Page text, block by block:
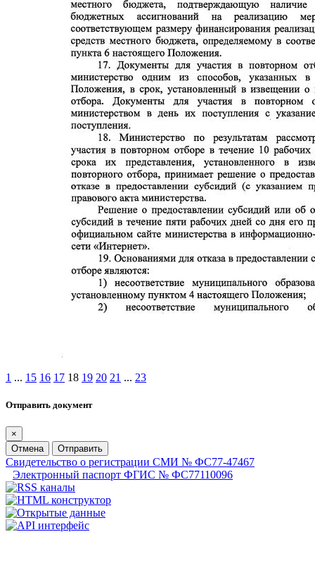
1 ... 15 16 17 18 19 20 21 ... 23
Отправить документ
×
Отмена
Отправить
Свидетельство о регистрации СМИ № ФС77-47467
Электронный паспорт ФГИС № ФС77110096